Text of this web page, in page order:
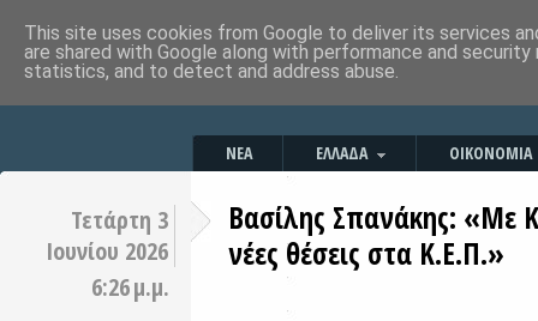
ΝΕΑ ΕΛΛΑΔΑ ΟΙΚΟΝΟΜΙΑ
Τετάρτη 3
Ιουνίου 2026
6:26 μ.μ.
Βασίλης Σπανάκης: «Με
νέες θέσεις στα Κ.Ε.Π.»
This site uses cookies from Google to deliver its services
are shared with Google along with performance and
statistics, and to detect and address abuse.